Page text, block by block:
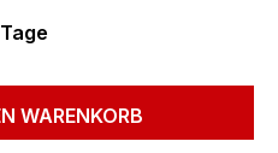
Wert
WARENKORB